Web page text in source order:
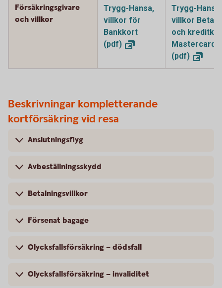
Försäkringsgivare
och villkor
Trygg-Hansa,
villkor för
Bankkort
(pdf)
Trygg-Hansa,
villkor Betal-
och
Mastercard
(pdf)
Beskrivningar kompletterande
kortförsäkring vid resa
Anslutningsflyg
Avbeställningsskydd
Betalningsvillkor
Försenat bagage
Olycksfallsförsäkring – dödsfall
Olycksfallsförsäkring – invaliditet